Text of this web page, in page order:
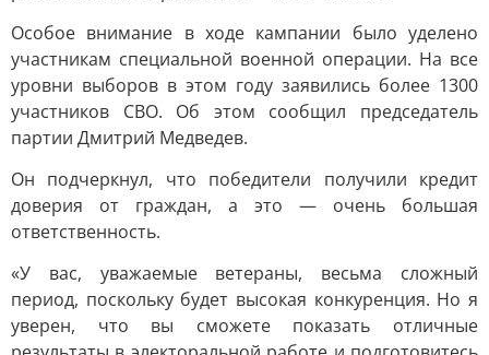
Особое внимание в ходе кампании было уделено
участникам специальной военной операции. На все
уровни выборов в этом году заявились более 1300
участников СВО. Об этом сообщил председатель
партии Дмитрий Медведев.
Он подчеркнул, что победители получили кредит
доверия от граждан, а это — очень большая
ответственность.
«У вас, уважаемые ветераны, весьма сложный
период, поскольку будет высокая конкуренция. Но я
уверен, что вы сможете показать отличные